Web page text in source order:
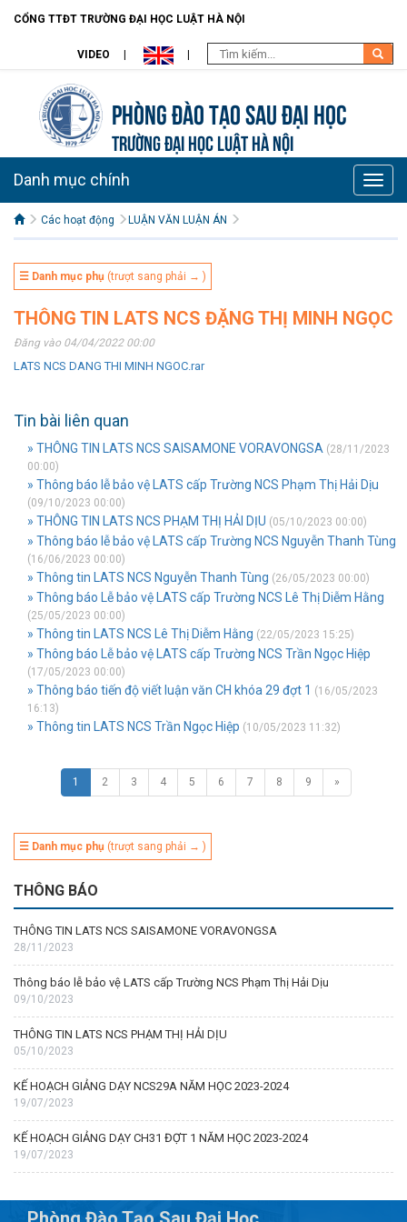
CỔNG TTĐT TRƯỜNG ĐẠI HỌC LUẬT HÀ NỘI
VIDEO
Phòng Đào tạo Sau đại học
TRƯỜNG ĐẠI HỌC LUẬT HÀ NỘI
Toggle
Danh mục chính
Các hoạt động LUẬN VĂN LUẬN ÁN
☰ Danh mục phụ (trượt sang phải → )
THÔNG TIN LATS NCS ĐẶNG THỊ MINH NGỌC
Đăng vào 04/04/2022 00:00
LATS NCS DANG THI MINH NGOC.rar
Tin bài liên quan
» THÔNG TIN LATS NCS SAISAMONE VORAVONGSA (28/11/2023
00:00)
» Thông báo lễ bảo vệ LATS cấp Trường NCS Phạm Thị Hải Dịu
(09/10/2023 00:00)
» THÔNG TIN LATS NCS PHẠM THỊ HẢI DỊU (05/10/2023 00:00)
» Thông báo lễ bảo vệ LATS cấp Trường NCS Nguyễn Thanh Tùng
(16/06/2023 00:00)
» Thông tin LATS NCS Nguyễn Thanh Tùng (26/05/2023 00:00)
» Thông báo Lễ bảo vệ LATS cấp Trường NCS Lê Thị Diễm Hằng
(25/05/2023 00:00)
» Thông tin LATS NCS Lê Thị Diễm Hằng (22/05/2023 15:25)
» Thông báo Lễ bảo vệ LATS cấp Trường NCS Trần Ngọc Hiệp
(17/05/2023 00:00)
» Thông báo tiến độ viết luận văn CH khóa 29 đợt 1 (16/05/2023
16:13)
» Thông tin LATS NCS Trần Ngọc Hiệp (10/05/2023 11:32)
1 2 3 4 5 6 7 8 9 »
☰ Danh mục phụ (trượt sang phải → )
THÔNG BÁO
THÔNG TIN LATS NCS SAISAMONE VORAVONGSA
28/11/2023
Thông báo lễ bảo vệ LATS cấp Trường NCS Phạm Thị Hải Dịu
09/10/2023
THÔNG TIN LATS NCS PHẠM THỊ HẢI DỊU
05/10/2023
KẾ HOẠCH GIẢNG DẠY NCS29A NĂM HỌC 2023-2024
19/07/2023
KẾ HOẠCH GIẢNG DẠY CH31 ĐỢT 1 NĂM HỌC 2023-2024
19/07/2023